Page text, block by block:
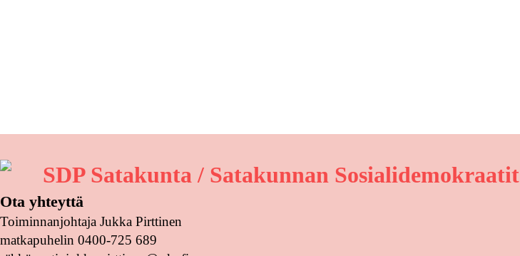
SDP Satakunta / Satakunnan Sosialidemokraatit
Ota yhteyttä
Toiminnanjohtaja Jukka Pirttinen
matkapuhelin 0400-725 689